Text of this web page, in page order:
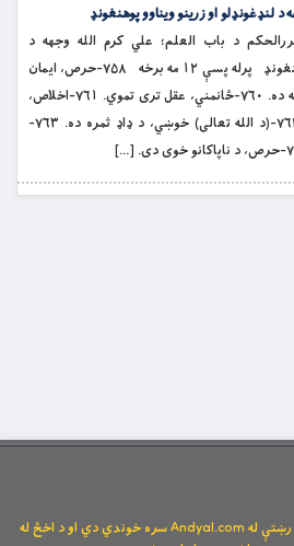
لنډغونډلو او زرینو ویناوو پوهنغونډ
د باب العلم؛ علي کرم الله وجهه د
لنډغونډلو او زرینو ویناوو پوهنغونډ پرله پسې ۱۲ مه برخه ۷۵۸-حرص، ایمان
ځپي. ۷۵۹-شک، د ناپوهۍ پایله ده. ۷۶۰-ځانمني، عقل تری تموي. ۷۶۱-اخلاص،
د دینوالۍ روستۍ مرتبه ده. ۷۶۲-(د الله تعالی) خوښي، د ډاډ ثمره ده. ۷۶۳-
د وېبپاڼې ټولې توکیزې او مانیزې رښتې له Andyal.com سره خوندي دي او د اخځ له